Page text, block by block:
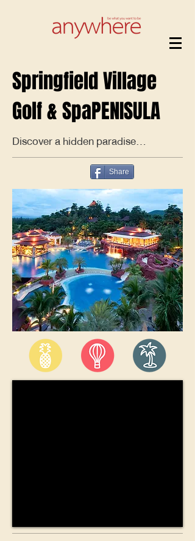
Springfield Village
Golf & SpaPENISULA
Discover a hidden paradise...
Share